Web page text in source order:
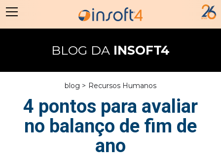
BLOG DAINSOFT4
blog > Recursos Humanos
4 pontos para avaliar
no balanço de fim de
ano